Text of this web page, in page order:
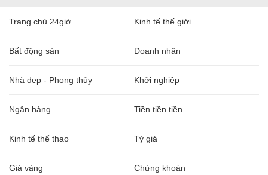
Trang chủ 24giờ Kinh tế thế giới
Bất động sản Doanh nhân
Nhà đẹp - Phong thủy Khởi nghiệp
Ngân hàng Tiền tiền tiền
Kinh tế thể thao Tỷ giá
Giá vàng Chứng khoán